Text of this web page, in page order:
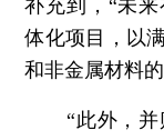
补充到，“未
体化项目，以
和非金属材料
“此外，并